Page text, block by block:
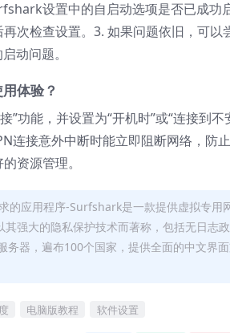
设置中的自启动选项是否已成功
次检查设置。3. 如果问题依旧，可以
动问题。
体验？
功能，并设置为“开机时”或“连接到不
连接意外中断时能立即阻断网络，防
资源管理。
应用程序-Surfshark是一款提供虚拟专用
强大的隐私保护技术而著称，包括无日志政
器，遍布100个国家，提供全面的中文界
电脑版教程 软件设置